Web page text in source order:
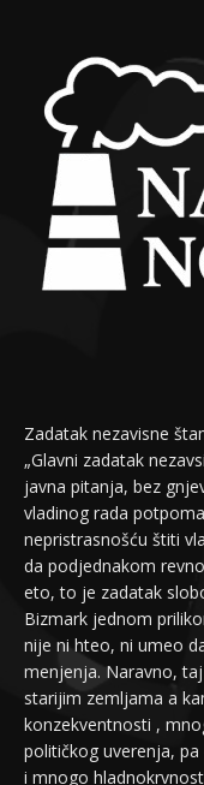
Zadatak nezavisne
„Glavni zadatak
javna pitanja, bez
vladinog rada
nepristrasnošću štiti
da podjednakom
eto, to je zadatak
Bizmark jednom
nije ni hteo, ni umeo
menjenja. Naravno,
starijim zemljama a
konzekventnosti ,
političkog uverenja,
i mnogo